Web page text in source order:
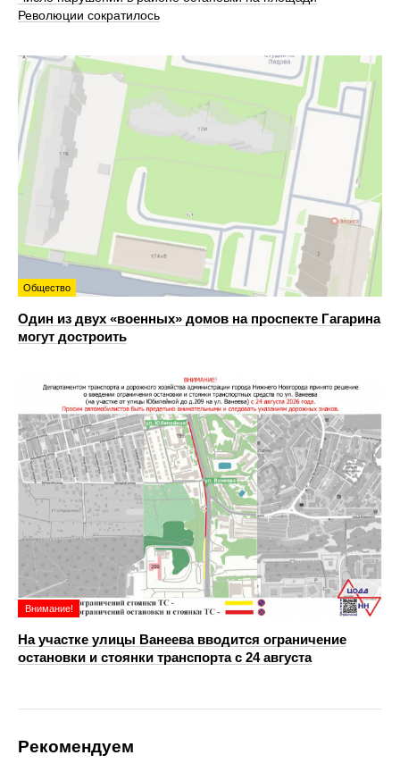
Революции сократилось
Общество
Один из двух «военных» домов на проспекте Гагарина
могут достроить
Внимание!
На участке улицы Ванеева вводится ограничение
остановки и стоянки транспорта с 24 августа
Рекомендуем